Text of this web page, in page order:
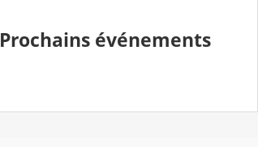
Prochains événements